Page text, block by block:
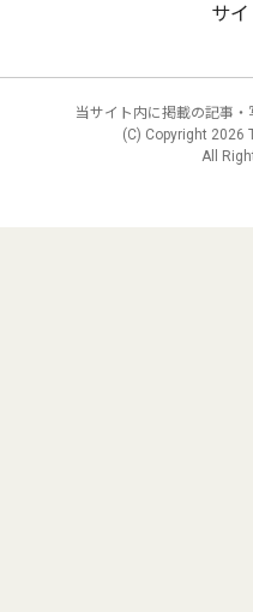
サ
当サイト内に掲載の記事・
(C) Copyright 2026
All